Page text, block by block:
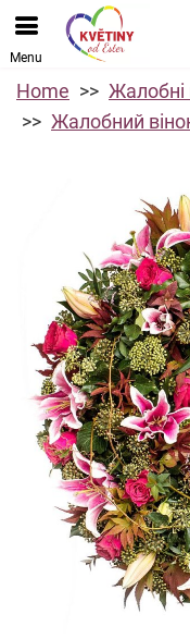
Menu
Home
Жалобні
Жалобний